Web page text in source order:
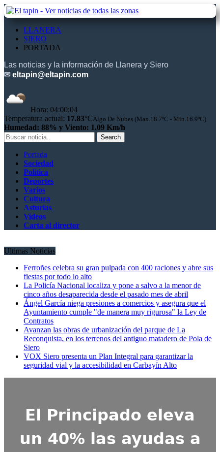
LLANERA
SIERO
PORTADA
Las noticias y la información de Llanera y Siero
✉ eltapin@eltapin.com
Hora: 04:00:05
Temperatura actual: 17.83°CAlgo De Nubes (Max.18.7ºC - Min.16.9ºC)
Humedad: 88% y Viento: 1.09 Km/h
Portada
Sociedad
Política
Deportes
Varios
Cultura
Asturias
Videos
Carta al director
Ultimas Noticias
Ferroñes celebra su gran pulpada con 400 raciones y abre sus
fiestas por todo lo alto
La Policía Nacional localiza y pone a salvo a la menor de
cinco años desaparecida desde el pasado mes de abril
Ángel García niega presiones a comercios y asegura que el
Ayuntamiento cumple "de manera muy rigurosa" la Ley de
Contratos
Avanzan las obras de urbanización del parque de La
Reconquista, en los terrenos del antiguo matadero de Pola de
Siero
VOX Siero presenta un Plan Integral para garantizar la
seguridad vial y la accesibilidad en Carbayín Alto
El Principado eleva
un 40% las ayudas a